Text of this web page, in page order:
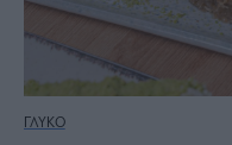
ΓΛΥΚΟ